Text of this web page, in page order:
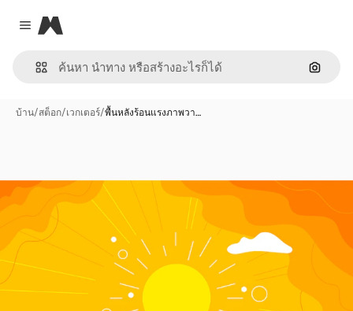
Close menu
Magnific
ค้นหา
บ้าน/สต็อก/เวกเตอร์/พื้นหลังร้อนแรงภาพวา…